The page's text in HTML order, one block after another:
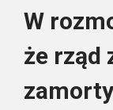
W
że rząd